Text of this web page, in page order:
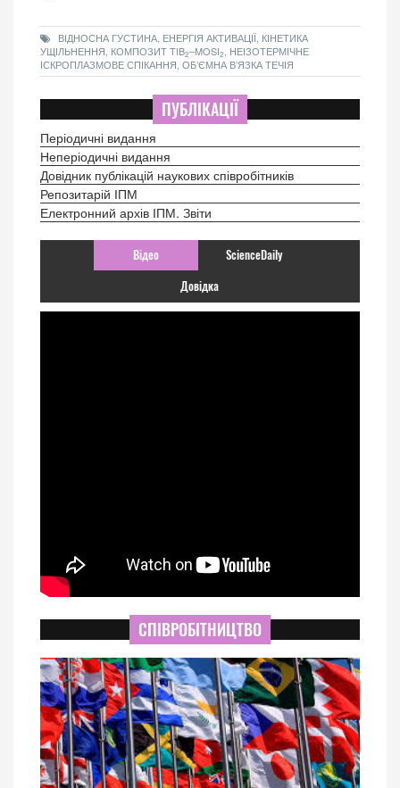
ВІДНОСНА ГУСТИНА, ЕНЕРГІЯ АКТИВАЦІЇ, КІНЕТИКА
УЩІЛЬНЕННЯ, КОМПОЗИТ TIB2–MOSI2
, НЕІЗОТЕРМІЧНЕ
ІСКРОПЛАЗМОВЕ СПІКАННЯ, ОБ’ЄМНА В’ЯЗКА ТЕЧІЯ
ПУБЛІКАЦІЇ
Періодичні видання
Неперіодичні видання
Довідник публікацій наукових співробітників
Репозитарій ІПМ
Електронний архів ІПМ. Звіти
Відео ScienceDaily
Довідка
СПІВРОБІТНИЦТВО